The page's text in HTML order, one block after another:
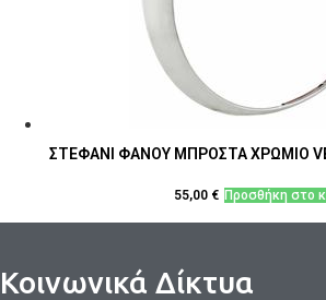
ΣΤΕΦΑΝΙ ΦΑΝΟΥ ΜΠΡΟΣΤΑ ΧΡΩΜΙΟ
55,00 € Προσθήκη στο
Κοινωνικά Δίκτυα